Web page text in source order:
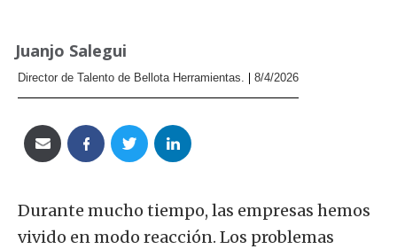
Juanjo Salegui
Director de Talento de Bellota Herramientas. 8/4/2026
Durante mucho tiempo, las empresas hemos
vivido en modo reacción. Los problemas